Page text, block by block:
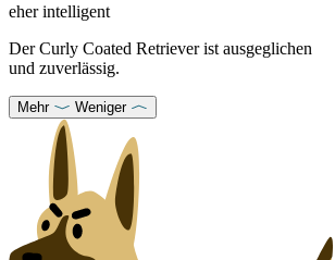
eher intelligent
Der Curly Coated Retriever ist ausgeglichen
und zuverlässig.
Mehr Weniger